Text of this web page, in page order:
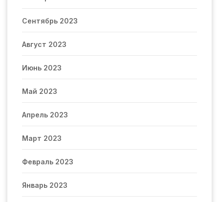
Сентябрь 2023
Август 2023
Июнь 2023
Май 2023
Апрель 2023
Март 2023
Февраль 2023
Январь 2023